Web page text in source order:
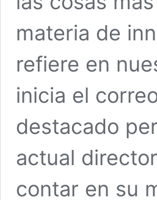
materia de
refiere en
inicia el
destacado
actual
contar en su